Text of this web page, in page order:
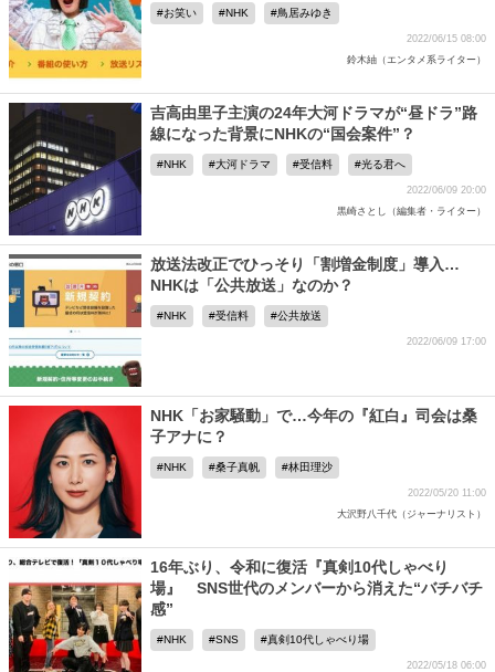
お笑い NHK 鳥居みゆき
2022/06/15 08:00
鈴木紬（エンタメ系ライター）
吉高由里子主演の24年大河ドラマが“昼ドラ”路
線になった背景にNHKの“国会案件”？
NHK 大河ドラマ 受信料 光る君へ
2022/06/09 20:00
黒崎さとし（編集者・ライター）
放送法改正でひっそり「割増金制度」導入…
NHKは「公共放送」なのか？
NHK 受信料 公共放送
2022/06/09 17:00
NHK「お家騒動」で…今年の『紅白』司会は桑
子アナに？
NHK 桑子真帆 林田理沙
2022/05/20 11:00
大沢野八千代（ジャーナリスト）
16年ぶり、令和に復活『真剣10代しゃべり
場』 SNS世代のメンバーから消えた“バチバチ
感”
NHK SNS 真剣10代しゃべり場
2022/05/18 06:00